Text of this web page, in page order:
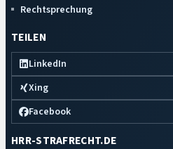
Rechtsprechung
TEILEN
LinkedIn
Xing
Facebook
HRR-STRAFRECHT.DE